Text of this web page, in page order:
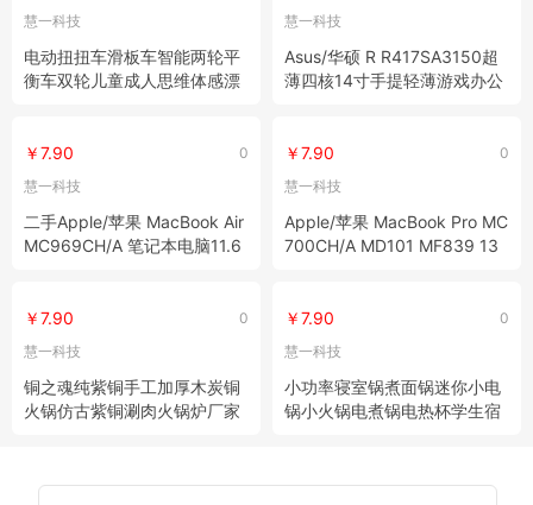
慧一科技
电动扭扭车滑板车智能两轮平
衡车双轮儿童成人思维体感漂
慧一科技
Asus/华硕 R R417SA3150超
薄四核14寸手提轻薄游戏办公
0
￥7.90
慧一科技
二手Apple/苹果 MacBook Air
MC969CH/A 笔记本电脑11.6
0
￥7.90
慧一科技
Apple/苹果 MacBook Pro MC
700CH/A MD101 MF839 13
0
￥7.90
慧一科技
铜之魂纯紫铜手工加厚木炭铜
火锅仿古紫铜涮肉火锅炉厂家
0
￥7.90
慧一科技
小功率寝室锅煮面锅迷你小电
锅小火锅电煮锅电热杯学生宿